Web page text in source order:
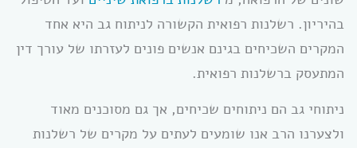
בהיריון. רשלנות רפואית הקשורה לניתוח גב היא אחד
המקרים השכיחים בגינם אנשים פונים לעזרתו של עורך דין
המתעסק ברשלנות רפואית.
ניתוחי גב הם ניתוחים שכיחים, אך גם מסוכנים מאוד
ולצערנו הרב אנו שומעים לעתים על מקרים של רשלנות